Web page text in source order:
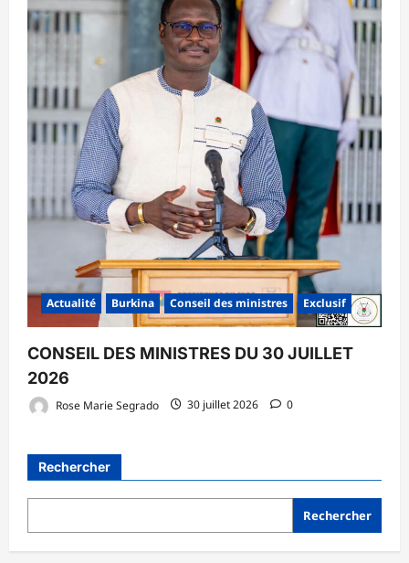
Actualité Burkina Conseil des ministres Exclusif
CONSEIL DES MINISTRES DU 30 JUILLET
2026
Rose Marie Segrado 30 juillet 2026 0
Rechercher
Rechercher